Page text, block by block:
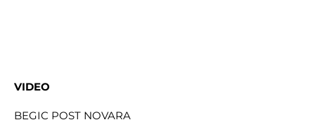
VIDEO
BEGIC POST NOVARA